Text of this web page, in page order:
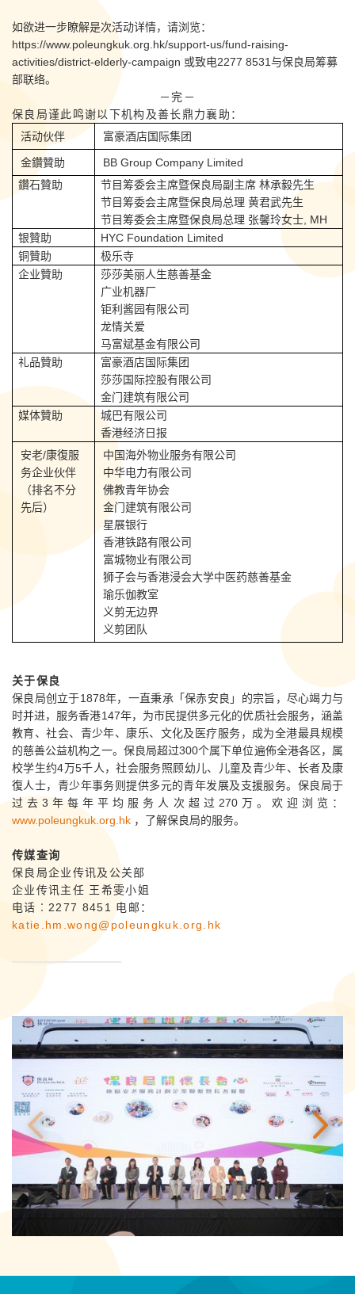
如欲进一步瞭解是次活动详情，请浏览：
https://www.poleungkuk.org.hk/support-us/fund-raising-
activities/district-elderly-campaign 或致电2277 8531与保良局筹募
部联络。
－完－
保良局谨此鸣谢以下机构及善长鼎力襄助：
活动伙伴
富豪酒店国际集团
金鑽贊助
BB Group Company Limited
鑽石贊助
节目筹委会主席暨保良局副主席 林承毅先生
节目筹委会主席暨保良局总理 黄君武先生
节目筹委会主席暨保良局总理 张馨玲女士, MH
银贊助
HYC Foundation Limited
铜贊助
极乐寺
企业贊助
莎莎美丽人生慈善基金
广业机器厂
钜利酱园有限公司
龙情关爱
马富斌基金有限公司
礼品贊助
富豪酒店国际集团
莎莎国际控股有限公司
金门建筑有限公司
媒体贊助
城巴有限公司
香港经济日报
安老/康復服
务企业伙伴
（排名不分
先后）
中国海外物业服务有限公司
中华电力有限公司
佛教青年协会
金门建筑有限公司
星展银行
香港铁路有限公司
富城物业有限公司
狮子会与香港浸会大学中医药慈善基金
瑜乐伽教室
义剪无边界
义剪团队
关于保良
保良局创立于1878年，一直秉承「保赤安良」的宗旨，尽心竭力与
时并进，服务香港147年，为市民提供多元化的优质社会服务，涵盖
教育、社会、青少年、康乐、文化及医疗服务，成为全港最具规模
的慈善公益机构之一。保良局超过300个属下单位遍佈全港各区，属
校学生约4万5千人，社会服务照顾幼儿、儿童及青少年、长者及康
復人士，青少年事务则提供多元的青年发展及支援服务。保良局于
过去3年每年平均服务人次超过270万。欢迎浏览：
www.poleungkuk.org.hk ，了解保良局的服务。
传媒查询
保良局企业传讯及公关部
企业传讯主任 王希雯小姐
电话︰2277 8451 电邮：
katie.hm.wong@poleungkuk.org.hk